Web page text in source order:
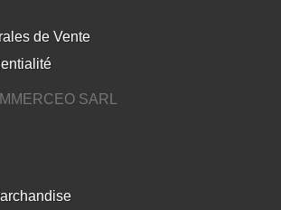
de Vente
SARL